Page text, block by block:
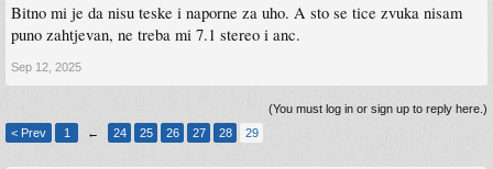
Bitno mi je da nisu teske i naporne za uho. A sto se tice zvuka nisam
puno zahtjevan, ne treba mi 7.1 stereo i anc.
Sep 12, 2025
(You must log in or sign up to reply here.)
< Prev
1 ← 24 25 26 27 28 29